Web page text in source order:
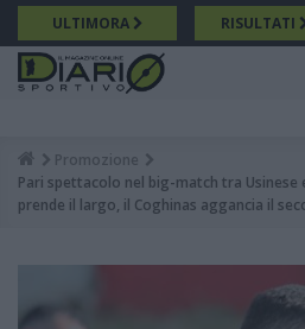
Salta
al
contenuto
principale
ULTIMORA RISULTATI
Breadcrumb
Promozione
Pari spettacolo nel big-match tra Usinese
prende il largo, il Coghinas aggancia il